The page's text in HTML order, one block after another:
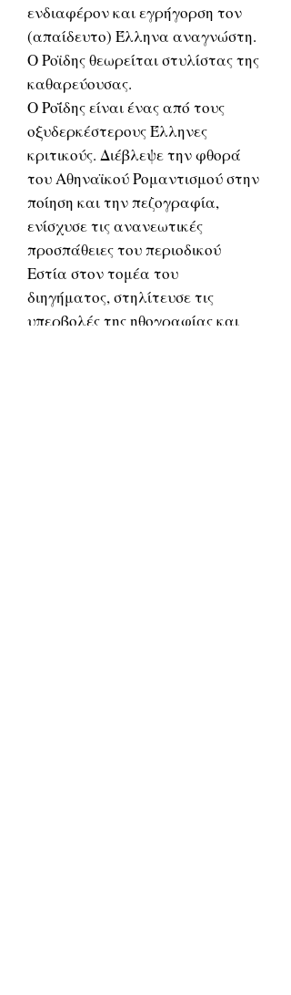
ενδιαφέρον και εγρήγορση τον
(απαίδευτο) Έλληνα αναγνώστη.
Ο Ροϊδης θεωρείται στυλίστας της
καθαρεύουσας.
Ο Ροΐδης είναι ένας από τους
οξυδερκέστερους Έλληνες
κριτικούς. Διέβλεψε την φθορά
του Αθηναϊκού Ρομαντισμού στην
ποίηση και την πεζογραφία,
ενίσχυσε τις ανανεωτικές
προσπάθειες του περιοδικού
Εστία στον τομέα του
διηγήματος, στηλίτευσε τις
υπερβολές της ηθογραφίας και